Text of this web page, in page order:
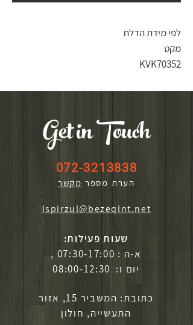
לפי מידת הדלת
מקט
KVK70352
Get in Touch
072-3213838
הערת מספר מקשר
ispirzul@bezeqint.net
שעות פעילות:
א-ה : 07:30-17:00 ,
יום ו: 08:00-12:30
כתובת: המשביר 15, אזור
התעשייה, חולון